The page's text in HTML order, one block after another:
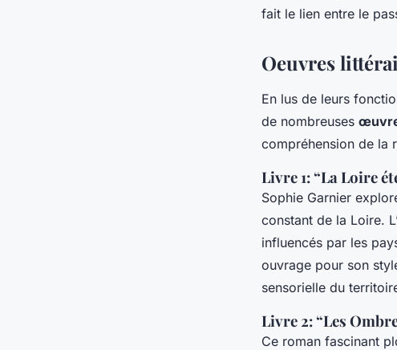
fait le lien entre le
Oeuvres
En lus de leurs
de nombreuses
compréhension de la
Livre 1: “La Loire
Sophie Garnier
constant de la Loire.
influencés par les
ouvrage pour son
sensorielle du
Livre 2: “Les
Ce roman fascinant